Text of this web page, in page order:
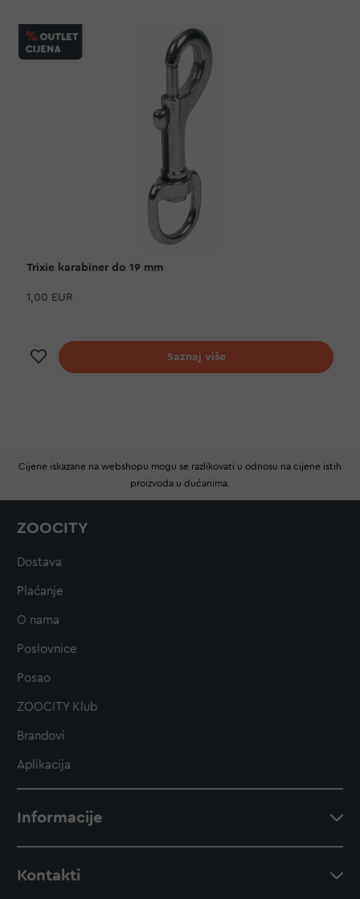
Trixie karabiner do 19 mm
1,00 EUR
Saznaj više
Dodaj na listu želja
Cijene iskazane na webshopu mogu se razlikovati u odnosu na cijene istih
proizvoda u dućanima.
ZOOCITY
Dostava
Plaćanje
O nama
Poslovnice
Posao
ZOOCITY Klub
Brandovi
Aplikacija
Informacije
Kontakti